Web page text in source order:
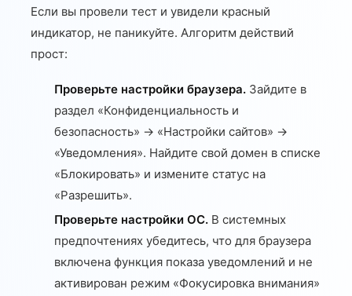
Если вы провели тест и увидели красный
индикатор, не паникуйте. Алгоритм действий
прост:
Проверьте настройки браузера. Зайдите в
раздел «Конфиденциальность и
безопасность» -> «Настройки сайтов» ->
«Уведомления». Найдите свой домен в списке
«Блокировать» и измените статус на
«Разрешить».
Проверьте настройки ОС. В системных
предпочтениях убедитесь, что для браузера
включена функция показа уведомлений и не
активирован режим «Фокусировка внимания»